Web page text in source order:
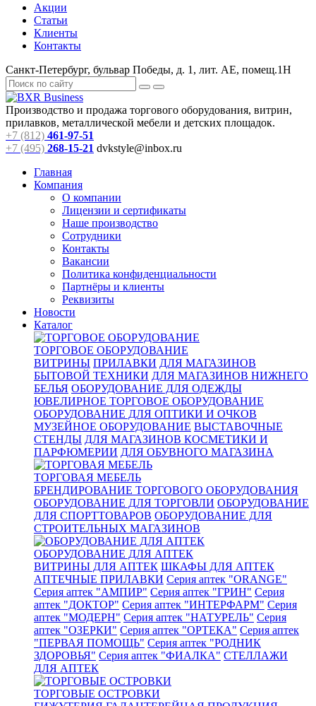
Акции
Статьи
Клиенты
Контакты
Санкт-Петербург, бульвар Победы, д. 1, лит. АЕ, помещ.1Н
Производство и продажа торгового оборудования, витрин,
прилавков, металлической мебели и детских площадок.
+7 (812) 461-97-51
+7 (495) 268-15-21 dvkstyle@inbox.ru
Главная
Компания
О компании
Лицензии и сертификаты
Наше производство
Сотрудники
Контакты
Вакансии
Политика конфиденциальности
Партнёры и клиенты
Реквизиты
Новости
Каталог
ТОРГОВОЕ ОБОРУДОВАНИЕ
ВИТРИНЫ ПРИЛАВКИ ДЛЯ МАГАЗИНОВ
БЫТОВОЙ ТЕХНИКИ ДЛЯ МАГАЗИНОВ НИЖНЕГО
БЕЛЬЯ ОБОРУДОВАНИЕ ДЛЯ ОДЕЖДЫ
ЮВЕЛИРНОЕ ТОРГОВОЕ ОБОРУДОВАНИЕ
ОБОРУДОВАНИЕ ДЛЯ ОПТИКИ И ОЧКОВ
МУЗЕЙНОЕ ОБОРУДОВАНИЕ ВЫСТАВОЧНЫЕ
СТЕНДЫ ДЛЯ МАГАЗИНОВ КОСМЕТИКИ И
ПАРФЮМЕРИИ ДЛЯ ОБУВНОГО МАГАЗИНА
ТОРГОВАЯ МЕБЕЛЬ
БРЕНДИРОВАНИЕ ТОРГОВОГО ОБОРУДОВАНИЯ
ОБОРУДОВАНИЕ ДЛЯ ТОРГОВЛИ ОБОРУДОВАНИЕ
ДЛЯ СПОРТТОВАРОВ ОБОРУДОВАНИЕ ДЛЯ
СТРОИТЕЛЬНЫХ МАГАЗИНОВ
ОБОРУДОВАНИЕ ДЛЯ АПТЕК
ВИТРИНЫ ДЛЯ АПТЕК ШКАФЫ ДЛЯ АПТЕК
АПТЕЧНЫЕ ПРИЛАВКИ Серия аптек "ORANGE"
Серия аптек "АМПИР" Серия аптек "ГРИН" Серия
аптек "ДОКТОР" Серия аптек "ИНТЕРФАРМ" Серия
аптек "МОДЕРН" Серия аптек "НАТУРЕЛЬ" Серия
аптек "ОЗЕРКИ" Серия аптек "ОРТЕКА" Серия аптек
"ПЕРВАЯ ПОМОЩЬ" Серия аптек "РОДНИК
ЗДОРОВЬЯ" Серия аптек "ФИАЛКА" СТЕЛЛАЖИ
ДЛЯ АПТЕК
ТОРГОВЫЕ ОСТРОВКИ